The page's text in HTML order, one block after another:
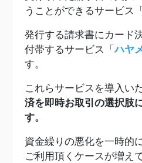
うことができるサービス「
発行する請求書にカード
付帯するサービス「ハヤ
す。
これらサービスを導入い
済を即時お取引の選択肢
す。
資金繰りの悪化を一時的
ご利用頂くケースが増え